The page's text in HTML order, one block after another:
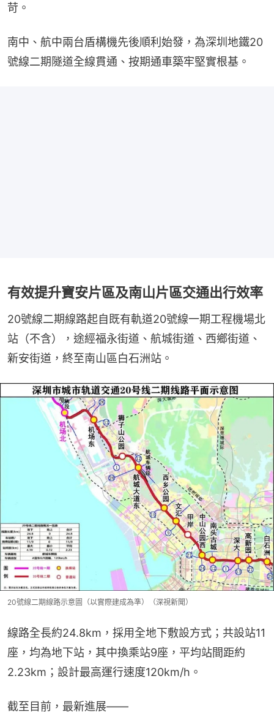
苛。
南中、航中兩台盾構機先後順利始發，為深圳地鐵20
號線二期隧道全線貫通、按期通車築牢堅實根基。
有效提升寶安片區及南山片區交通出行效率
20號線二期線路起自既有軌道20號線一期工程機場北
站（不含），途經福永街道、航城街道、西鄉街道、
新安街道，終至南山區白石洲站。
20號線二期線路示意圖（以實際建成為準）（深視新聞）
線路全長約24.8km，採用全地下敷設方式；共設站11
座，均為地下站，其中換乘站9座，平均站間距約
2.23km；設計最高運行速度120km/h。
截至目前，最新進展——